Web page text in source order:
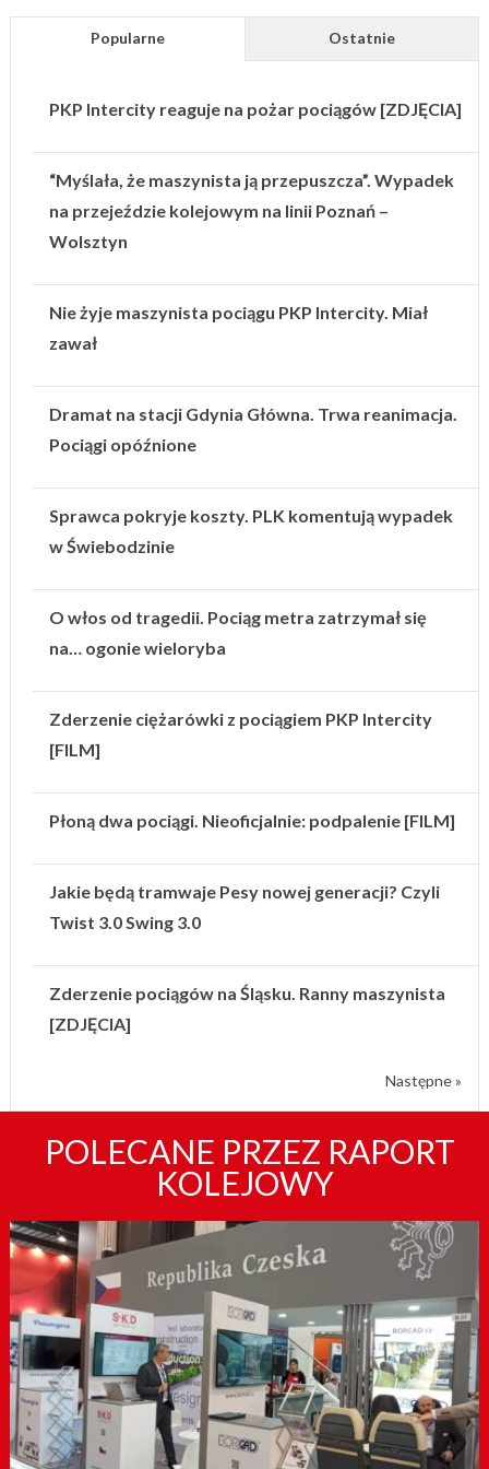
Popularne Ostatnie
PKP Intercity reaguje na pożar pociągów [ZDJĘCIA]
“Myślała, że maszynista ją przepuszcza”. Wypadek
na przejeździe kolejowym na linii Poznań –
Wolsztyn
Nie żyje maszynista pociągu PKP Intercity. Miał
zawał
Dramat na stacji Gdynia Główna. Trwa reanimacja.
Pociągi opóźnione
Sprawca pokryje koszty. PLK komentują wypadek
w Świebodzinie
O włos od tragedii. Pociąg metra zatrzymał się
na… ogonie wieloryba
Zderzenie ciężarówki z pociągiem PKP Intercity
[FILM]
Płoną dwa pociągi. Nieoficjalnie: podpalenie [FILM]
Jakie będą tramwaje Pesy nowej generacji? Czyli
Twist 3.0 Swing 3.0
Zderzenie pociągów na Śląsku. Ranny maszynista
[ZDJĘCIA]
Następne »
POLECANE PRZEZ RAPORT
KOLEJOWY